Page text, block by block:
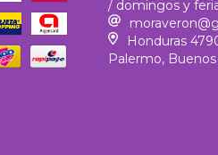
/ domingos y
Honduras
Palermo,